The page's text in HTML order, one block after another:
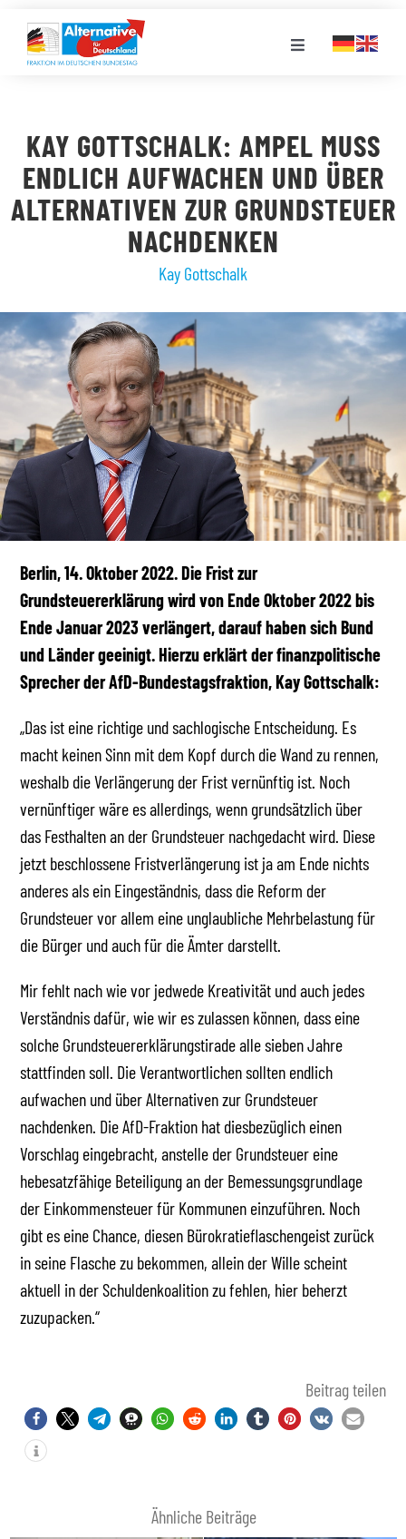
Inhalt
springen
Toggle
LANDESGRUPPEN
VERANSTALTUNGEN
STELLENPORTAL
MEDIATHEK
KAY GOTTSCHALK: AMPEL MUSS
ENDLICH AUFWACHEN UND ÜBER
ALTERNATIVEN ZUR GRUNDSTEUER
NACHDENKEN
Kay Gottschalk
Berlin, 14. Oktober 2022.Die Frist zur
Grundsteuererklärung wird von Ende Oktober 2022 bis
Ende Januar 2023 verlängert, darauf haben sich Bund
und Länder geeinigt. Hierzu erklärt der finanzpolitische
Sprecher der AfD-Bundestagsfraktion, Kay Gottschalk:
„Das ist eine richtige und sachlogische Entscheidung. Es
macht keinen Sinn mit dem Kopf durch die Wand zu rennen,
weshalb die Verlängerung der Frist vernünftig ist. Noch
vernünftiger wäre es allerdings, wenn grundsätzlich über
das Festhalten an der Grundsteuer nachgedacht wird. Diese
jetzt beschlossene Fristverlängerung ist ja am Ende nichts
anderes als ein Eingeständnis, dass die Reform der
Grundsteuer vor allem eine unglaubliche Mehrbelastung für
die Bürger und auch für die Ämter darstellt.
Mir fehlt nach wie vor jedwede Kreativität und auch jedes
Verständnis dafür, wie wir es zulassen können, dass eine
solche Grundsteuererklärungstirade alle sieben Jahre
stattfinden soll. Die Verantwortlichen sollten endlich
aufwachen und über Alternativen zur Grundsteuer
nachdenken. Die AfD-Fraktion hat diesbezüglich einen
Vorschlag eingebracht, anstelle der Grundsteuer eine
hebesatzfähige Beteiligung an der Bemessungsgrundlage
der Einkommensteuer für Kommunen einzuführen. Noch
gibt es eine Chance, diesen Bürokratieflaschengeist zurück
in seine Flasche zu bekommen, allein der Wille scheint
aktuell in der Schuldenkoalition zu fehlen, hier beherzt
zuzupacken.“
Beitrag teilen
Ähnliche Beiträge